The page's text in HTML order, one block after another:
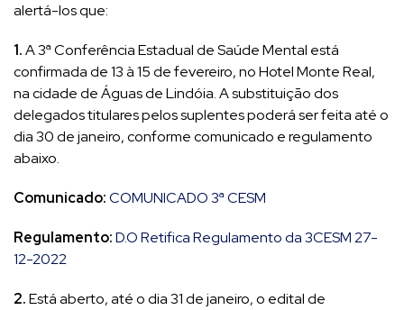
alertá-los que:
1.A 3ª Conferência Estadual de Saúde Mental está
confirmada de 13 à 15 de fevereiro, no Hotel Monte Real,
na cidade de Águas de Lindóia. A substituição dos
delegados titulares pelos suplentes poderá ser feita até o
dia 30 de janeiro, conforme comunicado e regulamento
abaixo.
Comunicado:COMUNICADO 3ª CESM
Regulamento:D.O Retifica Regulamento da 3CESM 27-
12-2022
2.Está aberto, até o dia 31 de janeiro, o edital de